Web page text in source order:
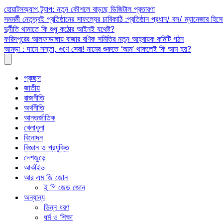
Skip
to
content
হোয়াটসঅ্যাপ ট্র্যাপ: নতুন কৌশলে বাড়ছে ডিজিটাল প্রতারণা
সমমর্মী নেতৃত্বই প্রতিষ্ঠানের সাফল্যের চাবিকাঠি :প্রতিষ্ঠান প্রধান/ বস/ ম্যানেজার
দুর্নীতি থামাতে কি শুধু কঠোর আইনই যথেষ্ট?
ফরিদপুরের আলফাডাঙ্গায় বাজার বণিক সমিতির নতুন আহ্বায়ক কমিটি গঠন
আমড়া : দামে সস্তা, গুণে সেরা! নামের শুরুতে ‘আম’ থাকলেই কি আম হয়?
প্রচ্ছদ
জাতীয়
রাজনীতি
অর্থনীতি
আন্তর্জাতিক
খেলাধুলা
বিনোদন
বিজ্ঞান ও প্রযুক্তি
দেশজুড়ে
আর্কাইভ
আর এম জি জোন
ই পি জেড জোন
অন্যান্য
ভিন্ন ধরণ
ধর্ম ও শিক্ষা